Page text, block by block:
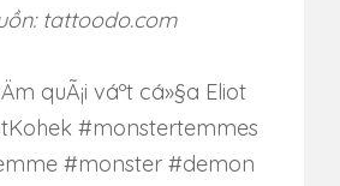
tattoodo.com